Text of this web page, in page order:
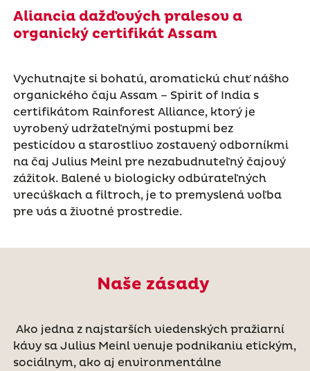
Aliancia dažďových pralesov a
organický certifikát Assam
Vychutnajte si bohatú, aromatickú chuť nášho
organického čaju Assam – Spirit of India s
certifikátom Rainforest Alliance, ktorý je
vyrobený udržateľnými postupmi bez
pesticídov a starostlivo zostavený odborníkmi
na čaj Julius Meinl pre nezabudnuteľný čajový
zážitok. Balené v biologicky odbúrateľných
vrecúškach a filtroch, je to premyslená voľba
pre vás a životné prostredie.
Naše zásady
Ako jedna z najstarších viedenských pražiarní
kávy sa Julius Meinl venuje podnikaniu etickým,
sociálnym, ako aj environmentálne